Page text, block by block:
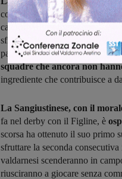
continuare la sua striscia
casa della Castiglionese non
sfruttare il fattore campo per
palleggio della squadra di
squadre che ancora non
ingrediente che contribuisce a
La Sangiustinese, con il
fa nel derby con il Figline, è
scorsa ha ottenuto il suo primo
sfruttare la seconda
valdarnesi scenderanno in
riusciranno a giocare senza